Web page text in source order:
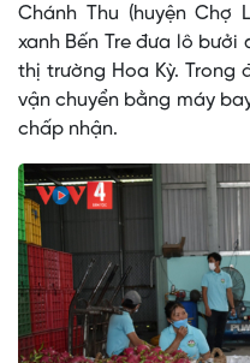
Chánh Thu (huyện
xanh Bến Tre đưa lô bưởi
thị trường Hoa Kỳ. Trong
vận chuyển bằng máy
chấp nhận.